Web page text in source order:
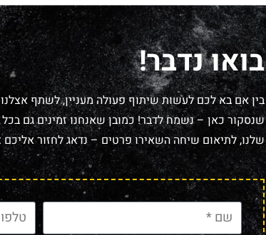
בואו נדבר!
בין אם בא לכם לעשות שיתוף פעולה מעניין, לשתף
שנסקור כאן – נשמח לדבר! כמובן שאנחנו זמינים גם בכל
שלנו, לתיאום שיחה השאירו פרטים – נדאג לחזור